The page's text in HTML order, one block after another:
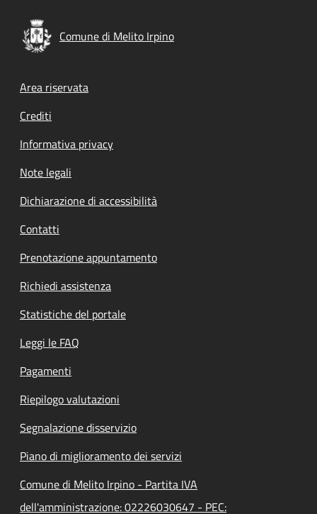
Comune di Melito Irpino
Footer menu
Area riservata
Crediti
Informativa privacy
Note legali
Dichiarazione di accessibilità
Contatti
Prenotazione appuntamento
Richiedi assistenza
Statistiche del portale
Leggi le FAQ
Pagamenti
Riepilogo valutazioni
Segnalazione disservizio
Piano di miglioramento dei servizi
Comune di Melito Irpino - Partita IVA
dell'amministrazione: 02226030647 - PEC: